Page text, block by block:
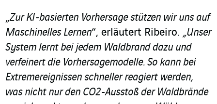
„Zur KI-basierten Vorhersage stützen wir uns auf
Maschinelles Lernen“, erläutert Ribeiro. „Unser
System lernt bei jedem Waldbrand dazu und
verfeinert die Vorhersagemodelle. So kann bei
Extremereignissen schneller reagiert werden,
was nicht nur den CO2-Ausstoß der Waldbrände